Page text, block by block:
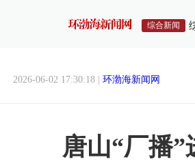
综合新闻
2026-06-02 17:30:18 | 环渤海新闻网
唐山“厂播